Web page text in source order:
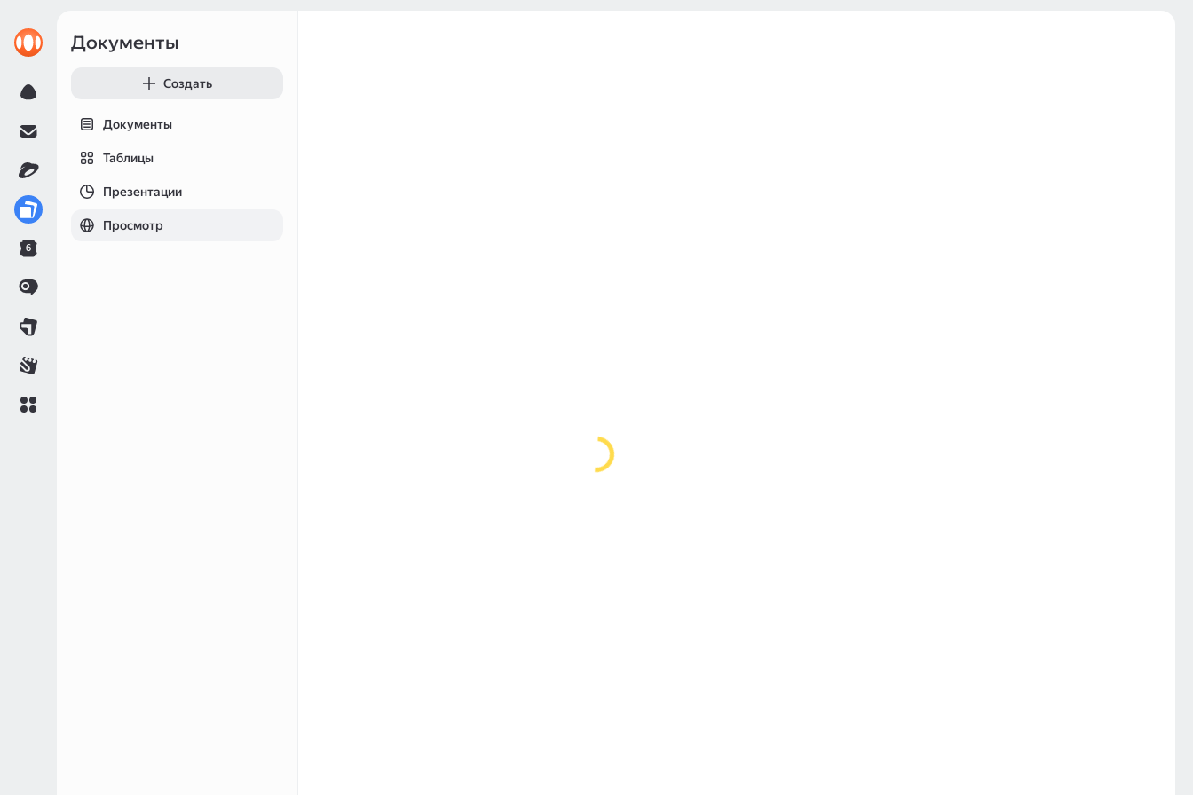
6
Документы
Создать
Документы
Таблицы
Презентации
Просмотр